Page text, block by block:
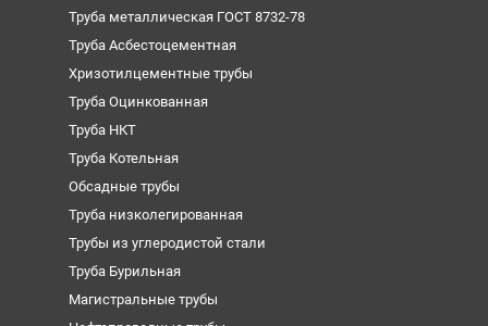
Труба металлическая ГОСТ 8732-78
Труба Асбестоцементная
Хризотилцементные трубы
Труба Оцинкованная
Труба НКТ
Труба Котельная
Обсадные трубы
Труба низколегированная
Трубы из углеродистой стали
Труба Бурильная
Магистральные трубы